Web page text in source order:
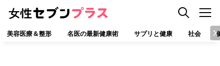
美容医療＆整形 名医の最新健康術 サプリと健康 社会